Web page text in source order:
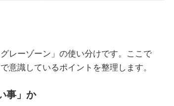
レーゾーン」の使い分けです。ここで
意識しているポイントを整理します。
事」か